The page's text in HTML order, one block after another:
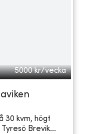
5000 kr/vecka
30 kvm, högt
Brevik...